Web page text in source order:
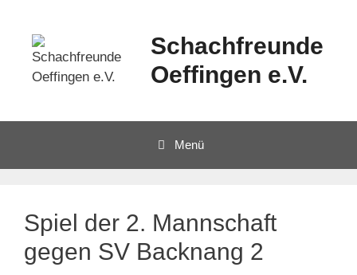
Schachfreunde
Oeffingen e.V.
Menü
Spiel der 2. Mannschaft
gegen SV Backnang 2